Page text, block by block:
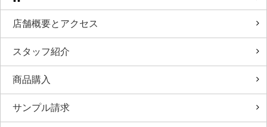
店舗概要とアクセス
スタッフ紹介
商品購入
サンプル請求